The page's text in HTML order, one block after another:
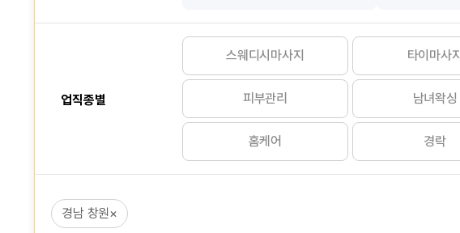
업직종별
스웨디시마사지 타이마사지
피부관리 남녀왁싱
홈케어 경락
경남 창원×